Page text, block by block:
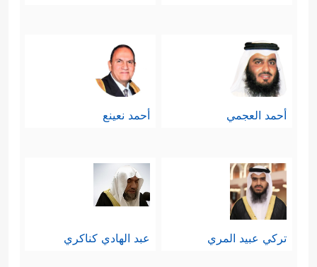
أحمد العجمي أحمد نعينع
تركي عبيد المري عبد الهادي كناكري